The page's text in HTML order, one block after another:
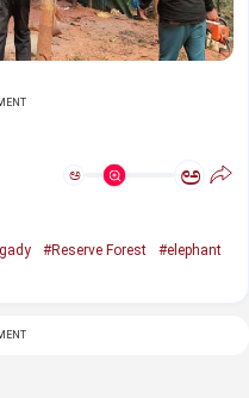
ಅ ಅ
#Reserve Forest
#elephant